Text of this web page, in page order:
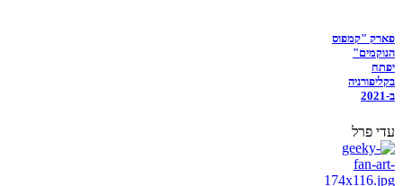
פארק "קמפוס
הנוקמים"
יפתח
בקליפורניה
ב-2021
עדי פרל